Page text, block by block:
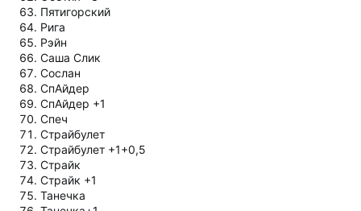
Пятигорский
Рига
Рэйн
Саша Слик
Сослан
СпАйдер
СпАйдер +1
Спеч
Страйбулет
Страйбулет +1+0,5
Страйк
Страйк +1
Танечка